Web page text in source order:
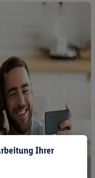
Ihrer